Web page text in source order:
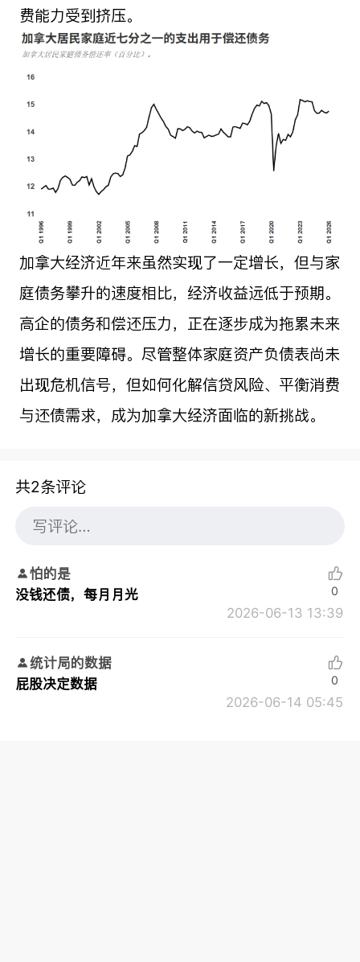
费能力受到挤压。
加拿大经济近年来虽然实现了一定增长，但与家
庭债务攀升的速度相比，经济收益远低于预期。
高企的债务和偿还压力，正在逐步成为拖累未来
增长的重要障碍。尽管整体家庭资产负债表尚未
出现危机信号，但如何化解信贷风险、平衡消费
与还债需求，成为加拿大经济面临的新挑战。
共2条评论
怕的是
没钱还债，每月月光
2026-06-13 13:39
0
统计局的数据
屁股决定数据
2026-06-14 05:45
0